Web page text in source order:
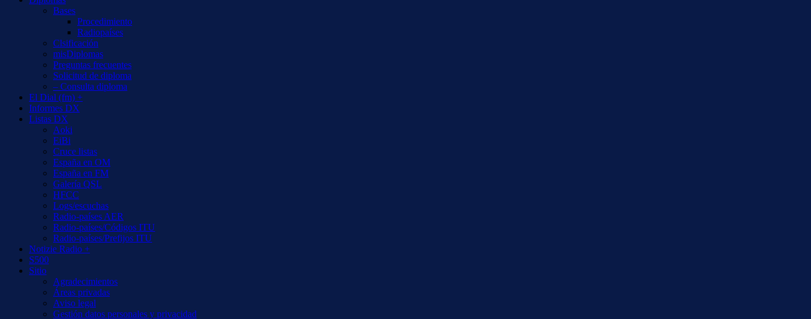
Bases
Procedimiento
Radiopaíses
Clsificación
misDiplomas
Preguntas frecuentes
Solicitud de diploma
– Consulta diploma
El Dial (fm) +
Informes DX
Listas DX
Aoki
EiBi
Cruce listas
España en OM
España en FM
Galería QSL
HFCC
Logs/escuchas
Radio-países AER
Radio-países/Códigos ITU
Radio-países/Prefijos ITU
Notizie Radio +
S500
Sitio
Agradecimientos
Áreas privadas
Aviso legal
Gestión datos personales y privacidad